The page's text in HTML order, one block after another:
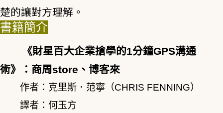
楚的讓對方理解。
書籍簡介
《財星百大企業搶學的1分鐘GPS溝通
術》： 商周store 、 博客來
作者：克里斯．范寧（CHRIS FENNING）
譯者：何玉方